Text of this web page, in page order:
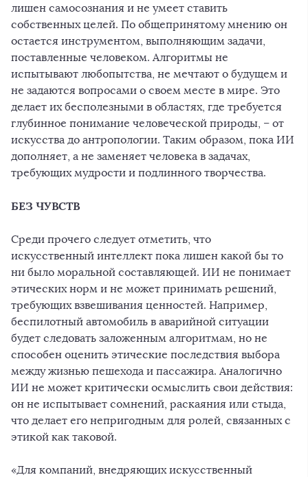
лишен самосознания и не умеет ставить
собственных целей. По общепринятому мнению он
остается инструментом, выполняющим задачи,
поставленные человеком. Алгоритмы не
испытывают любопытства, не мечтают о будущем и
не задаются вопросами о своем месте в мире. Это
делает их бесполезными в областях, где требуется
глубинное понимание человеческой природы, – от
искусства до антропологии. Таким образом, пока ИИ
дополняет, а не заменяет человека в задачах,
требующих мудрости и подлинного творчества.
БЕЗ ЧУВСТВ
Среди прочего следует отметить, что
искусственный интеллект пока лишен какой бы то
ни было моральной составляющей. ИИ не понимает
этических норм и не может принимать решений,
требующих взвешивания ценностей. Например,
беспилотный автомобиль в аварийной ситуации
будет следовать заложенным алгоритмам, но не
способен оценить этические последствия выбора
между жизнью пешехода и пассажира. Аналогично
ИИ не может критически осмыслить свои действия:
он не испытывает сомнений, раскаяния или стыда,
что делает его непригодным для ролей, связанных с
этикой как таковой.
«Для компаний, внедряющих искусственный